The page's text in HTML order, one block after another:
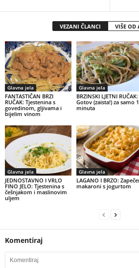
VEZANI ČLANCI VIŠE OD
Glavna jela
FANTASTIČAN BRZI
RUČAK: Tjestenina s
govedinom, gljivama i
bijelim vinom
Glavna jela
BRZINSKI LJETNI RUČAK:
Gotov (zaista!) za samo
minuta
Glavna jela
JEDNOSTAVNO I VRLO
FINO JELO: Tjestenina s
češnjakom i maslinovim
uljem
Glavna jela
LAGANO I BRZO:
makaroni s jogurtom
Komentiraj